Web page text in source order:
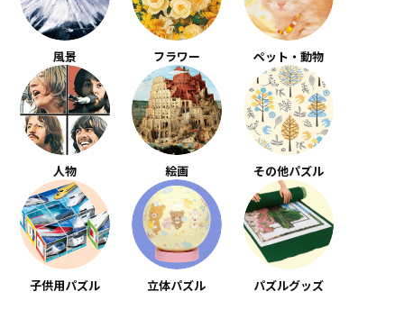
風景 フラワー ペット・動物
人物 絵画 その他パズル
子供用パズル 立体パズル パズルグッズ